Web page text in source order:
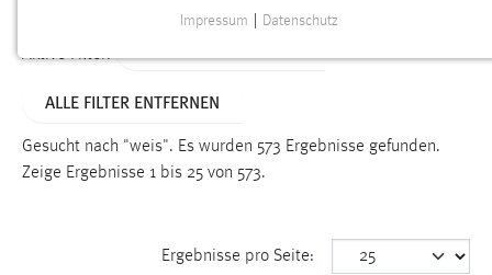
Aktive Filter:
ALLE FILTER ENTFERNEN
Gesucht nach "weis". Es wurden 573 Ergebnisse gefunden.
Zeige Ergebnisse 1 bis 25 von 573.
Ergebnisse pro Seite:
Funktionen und sind für die einwandfreie Funktion der
Einverständnis
cookie_consent
Impressum Datenschutz